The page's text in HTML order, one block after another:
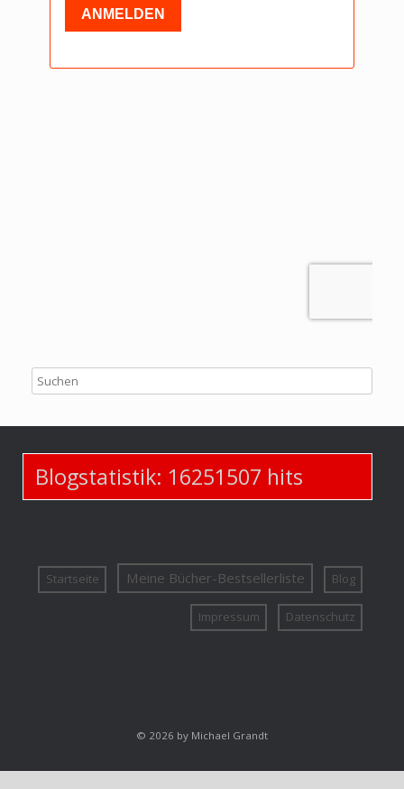
Blogstatistik: 16251507 hits
Startseite Meine Bücher-Bestsellerliste Blog
Impressum Datenschutz
© 2026 by Michael Grandt